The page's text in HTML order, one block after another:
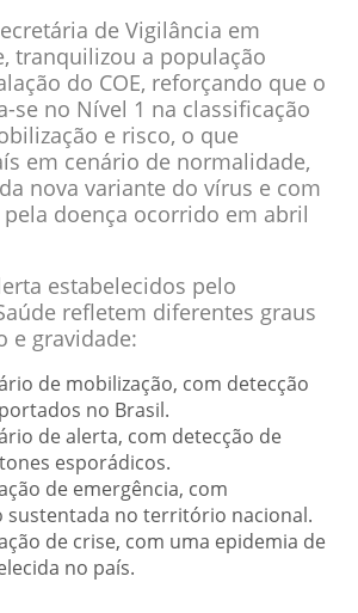
de Vigilância em
tranquilizou a população
do COE, reforçando que o
se no Nível 1 na classificação
e risco, o que
em cenário de normalidade,
nova variante do vírus e com
doença ocorrido em abril
estabelecidos pelo
refletem diferentes graus
e gravidade:
de mobilização, com detecção
no Brasil.
de alerta, com detecção de
esporádicos.
de emergência, com
sustentada no território nacional.
de crise, com uma epidemia de
no país.